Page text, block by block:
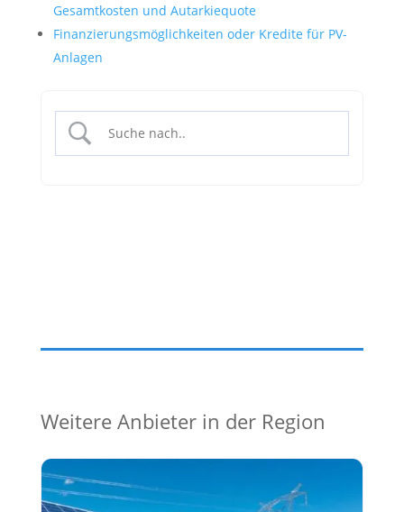
Gesamtkosten und Autarkiequote
Finanzierungsmöglichkeiten oder Kredite für PV-
Anlagen
Weitere Anbieter in der Region